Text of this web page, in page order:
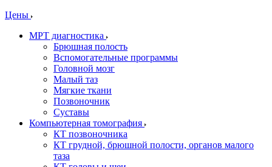
Цены
МРТ диагностика
Брюшная полость
Вспомогательные программы
Головной мозг
Малый таз
Мягкие ткани
Позвоночник
Суставы
Компьютерная томография
КТ позвоночника
КТ грудной, брюшной полости, органов малого
таза